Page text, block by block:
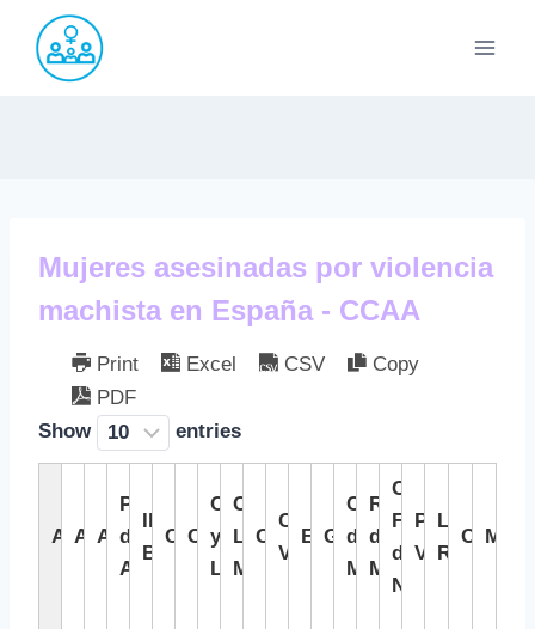
Saltar
contenido
Mujeres asesinadas por violencia
machista en España - CCAA
Print Excel CSV
Copy
PDF
Show
entries
AñoAndalucía
Aragón
Principado
de
Asturias
Illes
Balears
Canarias
Cantabria
Castilla
y
León
Castilla-
La
Mancha
Cataluña
Comunitat
Valenciana
Extremadura
Galicia
Comunidad
de
Madrid
Región
de
Murcia
Comunidad
Foral
de
Navarra
País
Vasco
La
Rioja
Ceuta